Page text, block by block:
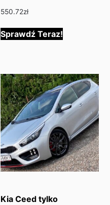
550.72zł
Sprawdź Teraz!
Kia Ceed tylko